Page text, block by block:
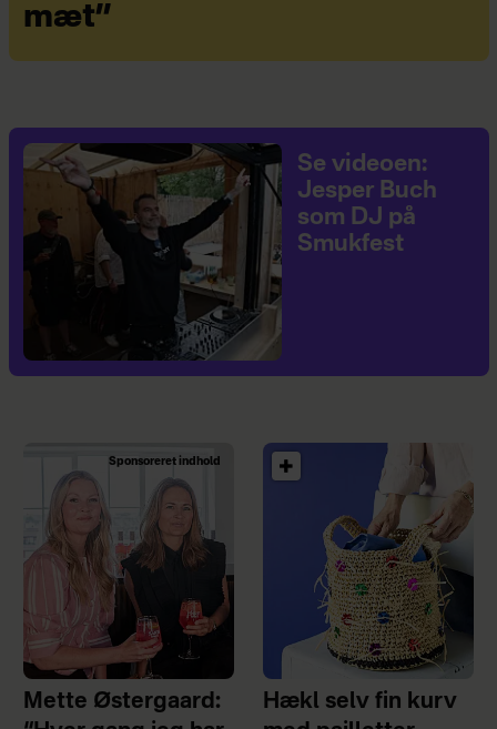
mæt”
Se videoen:
Jesper Buch
som DJ på
Smukfest
Sponsoreret indhold
Mette Østergaard:
Hækl selv fin kurv